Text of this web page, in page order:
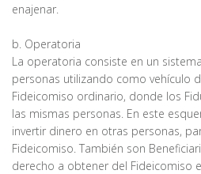
enajenar.
b. Operatoria
La operatoria consiste en un
personas utilizando como vehículo
Fideicomiso ordinario, donde los
las mismas personas. En este
invertir dinero en otras personas,
Fideicomiso. También son
derecho a obtener del Fideicomiso